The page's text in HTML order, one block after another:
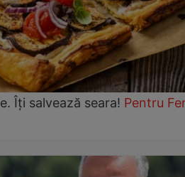
Îți salvează seara! Pentru